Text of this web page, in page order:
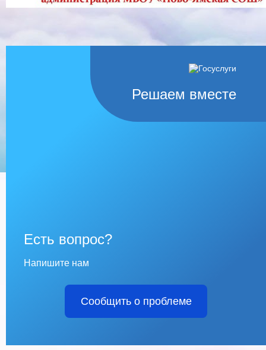
Решаем вместе
Есть вопрос?
Напишите нам
Сообщить о проблеме